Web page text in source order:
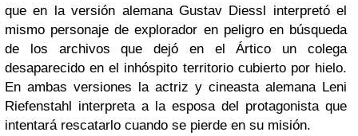
que en la versión alemana Gustav Diessl interpretó el
mismo personaje de explorador en peligro en búsqueda
de los archivos que dejó en el Ártico un colega
desaparecido en el inhóspito territorio cubierto por hielo.
En ambas versiones la actriz y cineasta alemana Leni
Riefenstahl interpreta a la esposa del protagonista que
intentará rescatarlo cuando se pierde en su misión.